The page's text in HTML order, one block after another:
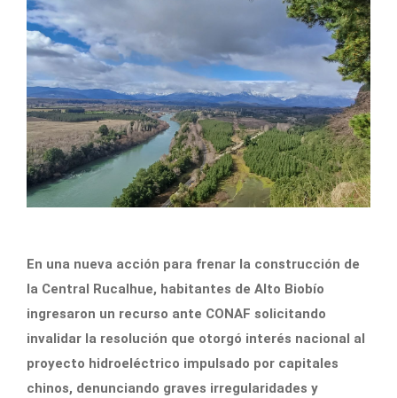
En una nueva acción para frenar la construcción de
la Central Rucalhue, habitantes de Alto Biobío
ingresaron un recurso ante CONAF solicitando
invalidar la resolución que otorgó interés nacional al
proyecto hidroeléctrico impulsado por capitales
chinos, denunciando graves irregularidades y